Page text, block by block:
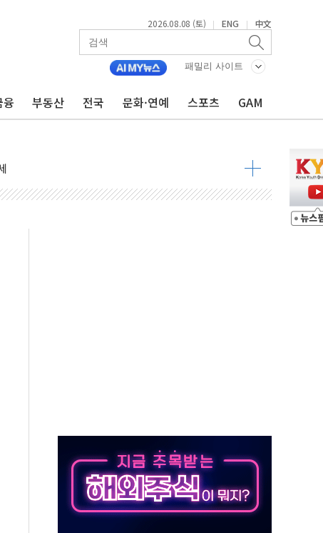
2026.08.08 (토) | ENG | 中文
패밀리 사이트
융 부동산 전국 문화·연예 스포츠 GAM
청래 격차 확대'
치
요구
이란 위협에 맞설 자체 억지력 강화
美 해상봉쇄 영향
주 '활짝'
닥 선물 1%대 상승
대 후퇴
지 찾겠다"
완화 전환점"